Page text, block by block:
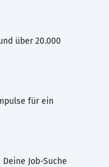
über 20.000
für ein
Job-Suche